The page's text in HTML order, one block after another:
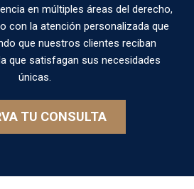
en múltiples áreas del derecho,
con la atención personalizada que
que nuestros clientes reciban
que satisfagan sus necesidades
únicas.
TU CONSULTA